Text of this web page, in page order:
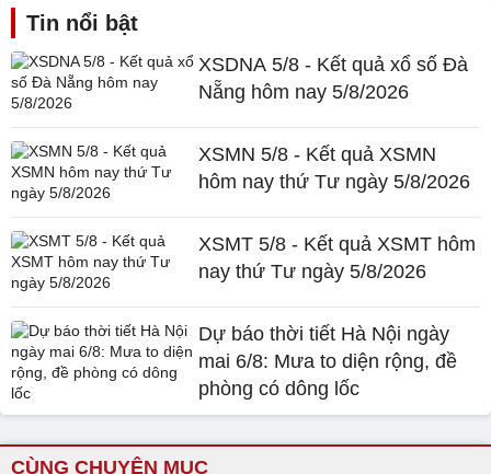
Tin nổi bật
XSDNA 5/8 - Kết quả xổ số Đà
Nẵng hôm nay 5/8/2026
XSMN 5/8 - Kết quả XSMN
hôm nay thứ Tư ngày 5/8/2026
XSMT 5/8 - Kết quả XSMT hôm
nay thứ Tư ngày 5/8/2026
Dự báo thời tiết Hà Nội ngày
mai 6/8: Mưa to diện rộng, đề
phòng có dông lốc
CÙNG CHUYÊN MỤC